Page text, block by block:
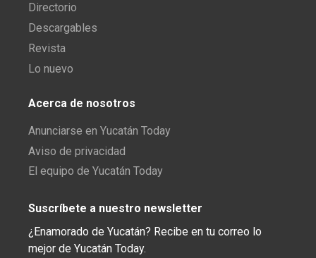
Directorio
Descargables
Revista
Lo nuevo
Acerca de nosotros
Anunciarse en Yucatán Today
Aviso de privacidad
El equipo de Yucatán Today
Suscríbete a nuestro newsletter
¿Enamorado de Yucatán? Recibe en tu correo lo
mejor de Yucatán Today.